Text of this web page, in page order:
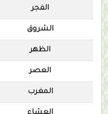
الفجر
الشروق
الظهر
العصر
المغرب